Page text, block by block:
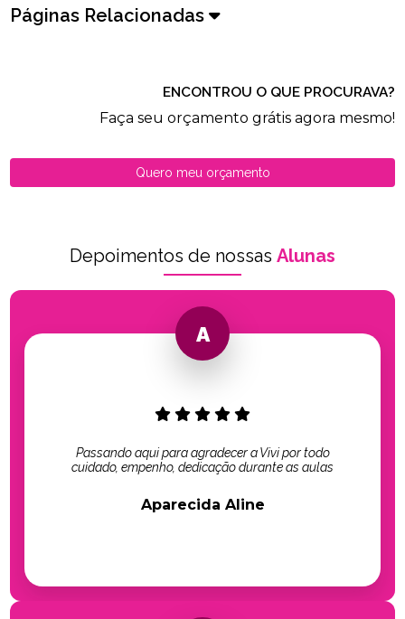
Páginas Relacionadas
ENCONTROU O QUE PROCURAVA?
Faça seu orçamento grátis agora mesmo!
Quero meu orçamento
Depoimentos de nossas Alunas
Passando aqui para agradecer a Vivi por todo
cuidado, empenho, dedicação durante as aulas
Aparecida Aline